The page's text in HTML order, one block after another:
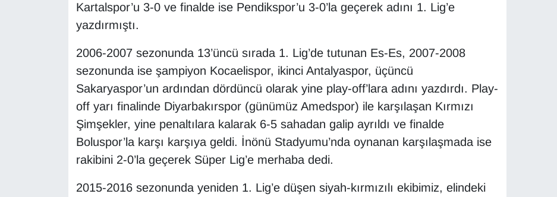
Kartalspor’u 3-0 ve finalde ise Pendikspor’u 3-0’la geçerek adını 1. Lig’e
yazdırmıştı.
2006-2007 sezonunda 13’üncü sırada 1. Lig’de tutunan Es-Es, 2007-2008
sezonunda ise şampiyon Kocaelispor, ikinci Antalyaspor, üçüncü
Sakaryaspor’un ardından dördüncü olarak yine play-off’lara adını yazdırdı. Play-
off yarı finalinde Diyarbakırspor (günümüz Amedspor) ile karşılaşan Kırmızı
Şimşekler, yine penaltılara kalarak 6-5 sahadan galip ayrıldı ve finalde
Boluspor’la karşı karşıya geldi. İnönü Stadyumu’nda oynanan karşılaşmada ise
rakibini 2-0’la geçerek Süper Lig’e merhaba dedi.
2015-2016 sezonunda yeniden 1. Lig’e düşen siyah-kırmızılı ekibimiz, elindeki